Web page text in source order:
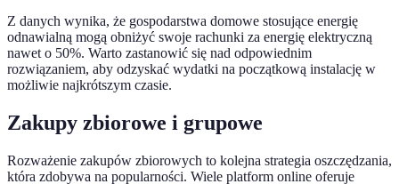
Z danych wynika, że gospodarstwa domowe stosujące energię
odnawialną mogą obniżyć swoje rachunki za energię elektryczną
nawet o 50%. Warto zastanowić się nad odpowiednim
rozwiązaniem, aby odzyskać wydatki na początkową instalację w
możliwie najkrótszym czasie.
Zakupy zbiorowe i grupowe
Rozważenie zakupów zbiorowych to kolejna strategia oszczędzania,
która zdobywa na popularności. Wiele platform online oferuje